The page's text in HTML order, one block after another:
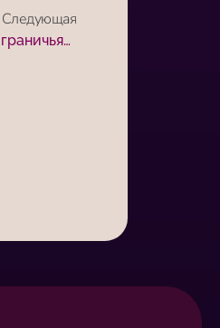
Следующая
Премьерный показ второй части дилогии «Люди приграничья» состоялся в Тургеневской библиотеке